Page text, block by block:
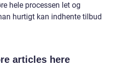
hele processen let og
hurtigt kan indhente tilbud
articles here